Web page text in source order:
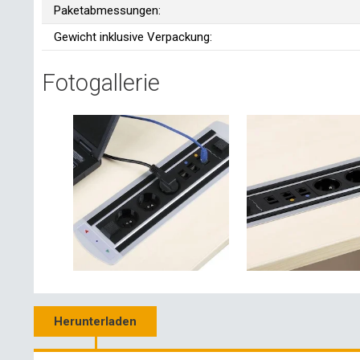
Paketabmessungen:
Gewicht inklusive Verpackung:
Fotogallerie
Herunterladen